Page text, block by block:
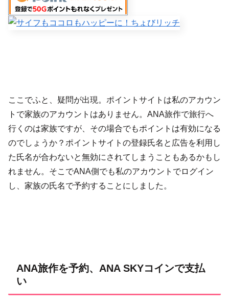
ここでふと、疑問が出現。ポイントサイトは私のアカウン
トで家族のアカウントはありません。ANA旅作で旅行へ
行くのは家族ですが、その場合でもポイントは有効になる
のでしょうか？ポイントサイトの登録氏名と広告を利用し
た氏名が合わないと無効にされてしまうこともあるかもし
れません。そこでANA側でも私のアカウントでログイン
し、家族の氏名で予約することにしました。
ANA旅作を予約、ANA SKYコインで支払
い